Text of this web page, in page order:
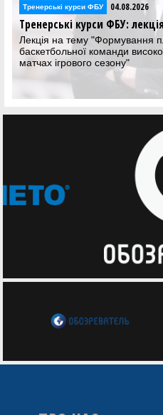
Тренерські курси ФБУ 04.08.2026
Тренерські курси ФБУ:
Лекція на тему "Формування
баскетбольної команди
матчах ігрового сезону"